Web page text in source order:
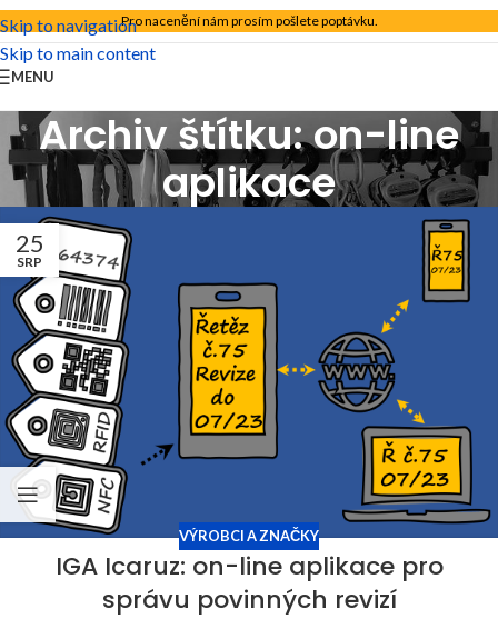
Skip to navigation
Skip to main content
Pro nacenění nám prosím pošlete poptávku.
MENU
Archiv štítku: on-line
aplikace
25
SRP
VÝROBCI A ZNAČKY
IGA Icaruz: on-line aplikace pro
správu povinných revizí